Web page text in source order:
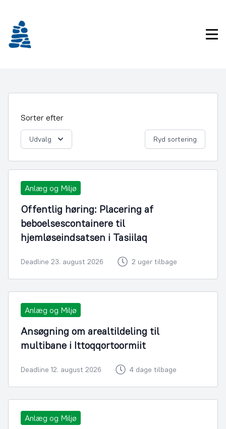
indhold
Sorter efter
Udvalg Ryd sortering
Anlæg og Miljø
Offentlig høring: Placering af
beboelsescontainere til
hjemløseindsatsen i Tasiilaq
Deadline 23. august 2026 2 uger tilbage
Anlæg og Miljø
Ansøgning om arealtildeling til
multibane i Ittoqqortoormiit
Deadline 12. august 2026 4 dage tilbage
Anlæg og Miljø